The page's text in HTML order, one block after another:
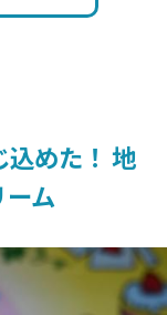
込めた！ 地
ーム